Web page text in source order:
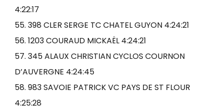
4:22:17
55. 398 CLER SERGE TC CHATEL GUYON 4:24:21
56. 1203 COURAUD MICKAËL 4:24:21
57. 345 ALAUX CHRISTIAN CYCLOS COURNON
D’AUVERGNE 4:24:45
58. 983 SAVOIE PATRICK VC PAYS DE ST FLOUR
4:25:28